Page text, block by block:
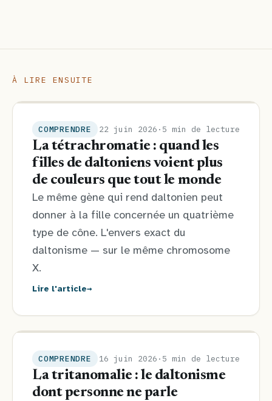
À LIRE ENSUITE
COMPRENDRE 22 juin 2026 · 5 min de lecture
La tétrachromatie : quand les
filles de daltoniens voient plus
de couleurs que tout le monde
Le même gène qui rend daltonien peut
donner à la fille concernée un quatrième
type de cône. L'envers exact du
daltonisme — sur le même chromosome
X.
Lire l'article→
COMPRENDRE 16 juin 2026 · 5 min de lecture
La tritanomalie : le daltonisme
dont personne ne parle